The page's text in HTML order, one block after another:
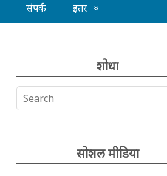
संपर्क इतर
शोधा
सोशल मीडिया